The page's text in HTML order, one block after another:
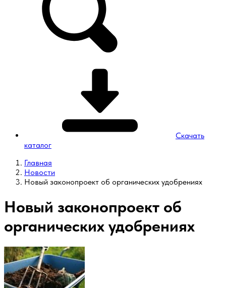
Скачать
каталог
Главная
Новости
Новый законопроект об органических удобрениях
Новый законопроект об
органических удобрениях